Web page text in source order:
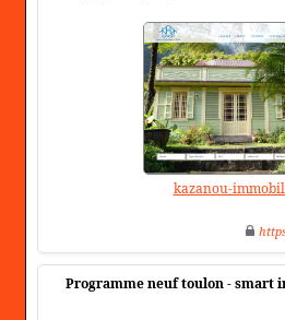
kazanou-
Programme neuf toulon - smart